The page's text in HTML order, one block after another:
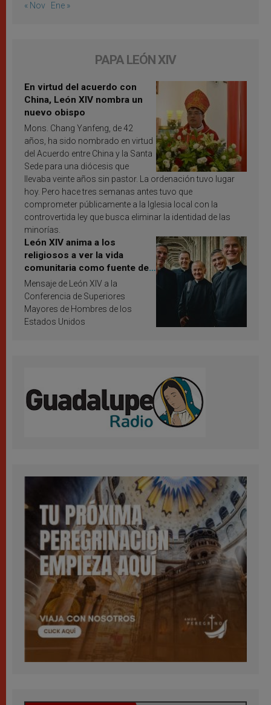
« Nov Ene »
PAPA LEÓN XIV
En virtud del acuerdo con
China, León XIV nombra un
nuevo obispo
Mons. Chang Yanfeng, de 42
años, ha sido nombrado en virtud
del Acuerdo entre China y la Santa
Sede para una diócesis que
llevaba veinte años sin pastor. La ordenación tuvo lugar
hoy. Pero hace tres semanas antes tuvo que
comprometer públicamente a la Iglesia local con la
controvertida ley que busca eliminar la identidad de las
minorías.
León XIV anima a los
religiosos a ver la vida
comunitaria como fuente de
inspiración y santificación
Mensaje de León XIV a la
Conferencia de Superiores
Mayores de Hombres de los
Estados Unidos